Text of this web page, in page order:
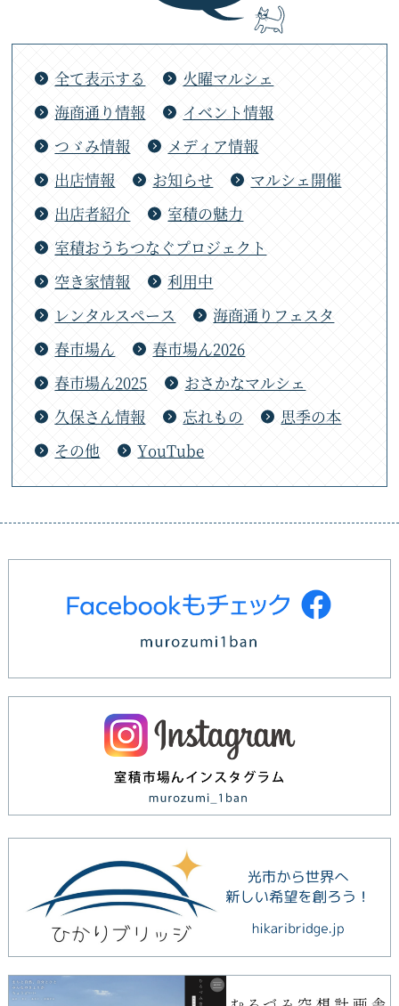
全て表示する
火曜マルシェ
海商通り情報
イベント情報
つゞみ情報
メディア情報
出店情報
お知らせ
マルシェ開催
出店者紹介
室積の魅力
室積おうちつなぐプロジェクト
空き家情報
利用中
レンタルスペース
海商通りフェスタ
春市場ん
春市場ん2026
春市場ん2025
おさかなマルシェ
久保さん情報
忘れもの
思季の本
その他
YouTube